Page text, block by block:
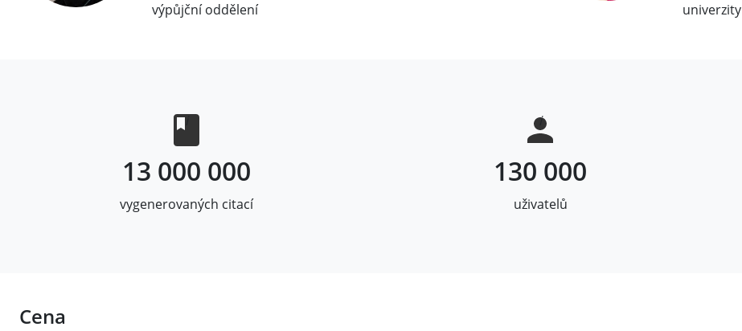
výpůjční oddělení
univerzity
13 000 000
vygenerovaných citací
i
130 000
uživatelů
Cena